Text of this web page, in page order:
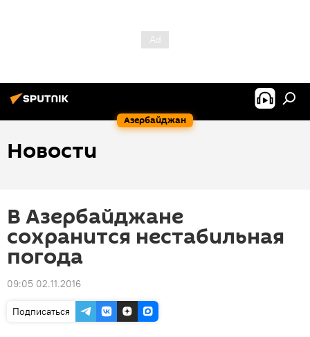
Азербайджан
Новости
В Азербайджане
сохранится нестабильная
погода
09:05 02.11.2016
Подписаться